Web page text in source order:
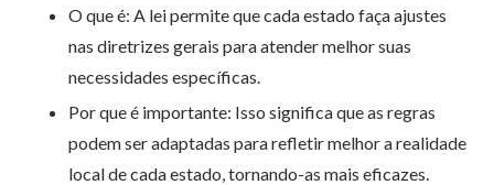
O que é: A lei permite que cada estado faça ajustes
nas diretrizes gerais para atender melhor suas
necessidades específicas.
Por que é importante: Isso significa que as regras
podem ser adaptadas para refletir melhor a realidade
local de cada estado, tornando-as mais eficazes.